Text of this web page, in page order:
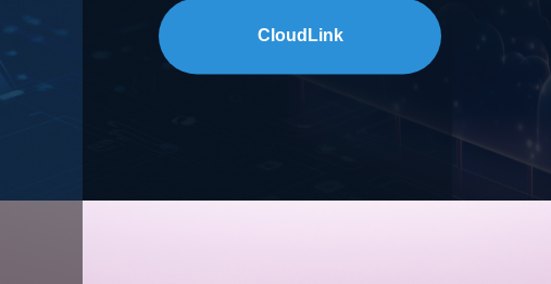
新的なクラウド技術を開発し、企業がデジタルトラ
ンスフォーメーションを達成するための支援を行い
CloudLink